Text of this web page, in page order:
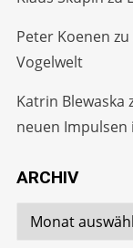
Peter Koenen zu
Vogelwelt
Katrin Blewaska
neuen
ARCHIV
Archiv